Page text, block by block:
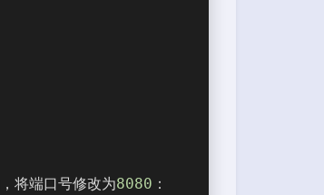
端口号修改为8080 ：